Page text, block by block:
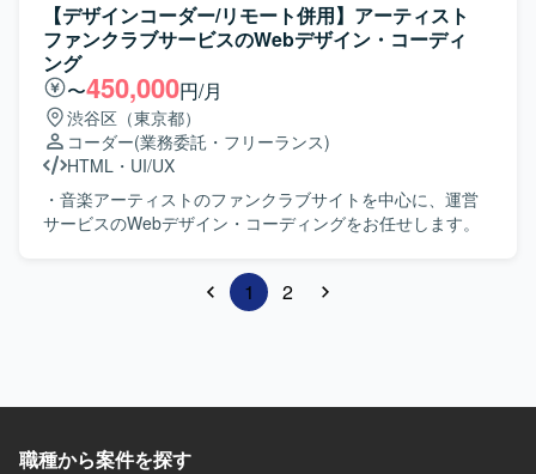
【デザインコーダー/リモート併用】アーティスト
ファンクラブサービスのWebデザイン・コーディ
ング
〜450,000円/月
渋谷区（東京都）
コーダー(業務委託・フリーランス)
HTML ・ UI/UX
・音楽アーティストのファンクラブサイトを中心に、運営
サービスのWebデザイン・コーディングをお任せします。
1 2
職種から案件を探す